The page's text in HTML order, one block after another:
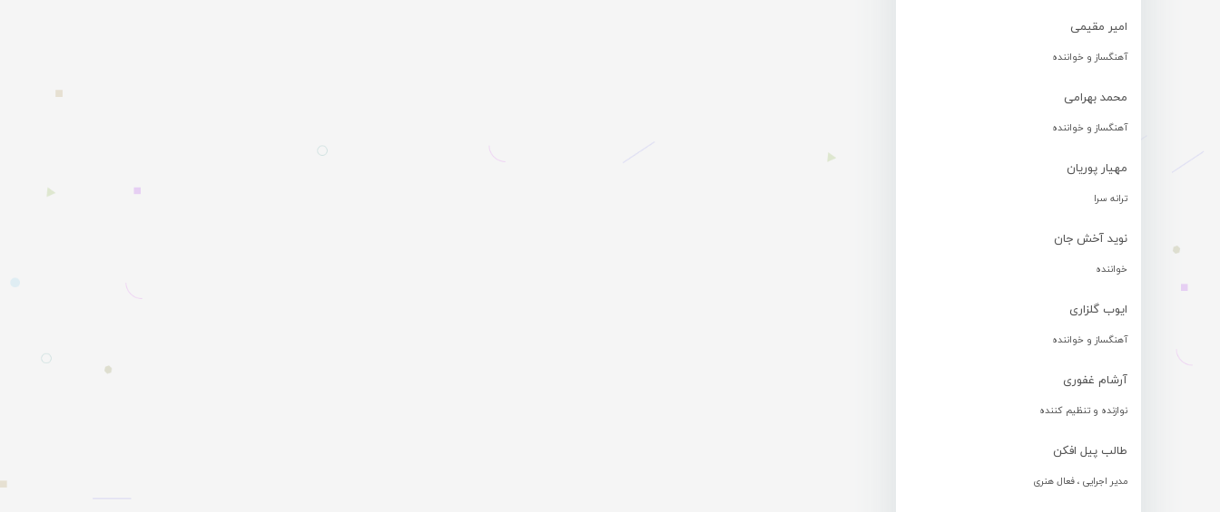
امیر مقیمی
آهنگساز و خواننده
محمد بهرامی
آهنگساز و خواننده
مهیار پوریان
ترانه سرا
نوید آخش جان
خواننده
ایوب گلزاری
آهنگساز و خواننده
آرشام غفوری
نوازنده و تنظیم کننده
طالب پیل افکن
مدیر اجرایی ، فعال هنری